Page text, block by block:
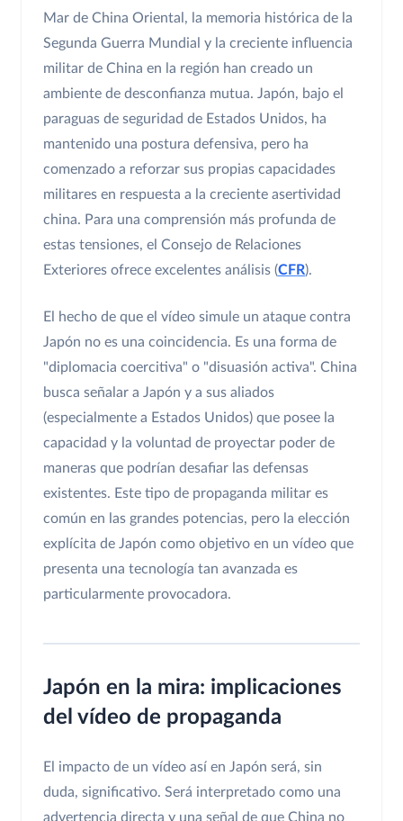
Mar de China Oriental, la memoria histórica de la
Segunda Guerra Mundial y la creciente influencia
militar de China en la región han creado un
ambiente de desconfianza mutua. Japón, bajo el
paraguas de seguridad de Estados Unidos, ha
mantenido una postura defensiva, pero ha
comenzado a reforzar sus propias capacidades
militares en respuesta a la creciente asertividad
china. Para una comprensión más profunda de
estas tensiones, el Consejo de Relaciones
Exteriores ofrece excelentes análisis (CFR).
El hecho de que el vídeo simule un ataque contra
Japón no es una coincidencia. Es una forma de
"diplomacia coercitiva" o "disuasión activa". China
busca señalar a Japón y a sus aliados
(especialmente a Estados Unidos) que posee la
capacidad y la voluntad de proyectar poder de
maneras que podrían desafiar las defensas
existentes. Este tipo de propaganda militar es
común en las grandes potencias, pero la elección
explícita de Japón como objetivo en un vídeo que
presenta una tecnología tan avanzada es
particularmente provocadora.
Japón en la mira: implicaciones
del vídeo de propaganda
El impacto de un vídeo así en Japón será, sin
duda, significativo. Será interpretado como una
advertencia directa y una señal de que China no